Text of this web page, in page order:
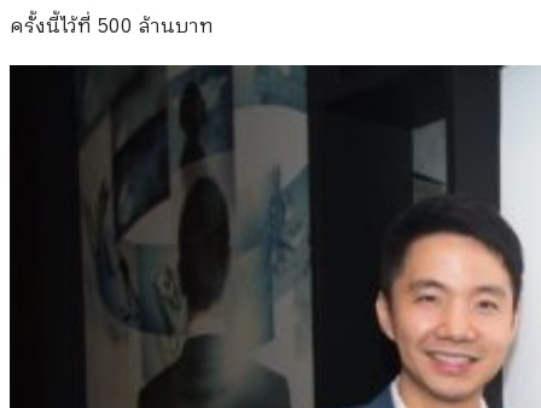
ครั้งนี้ไว้ที่ 500 ล้านบาท